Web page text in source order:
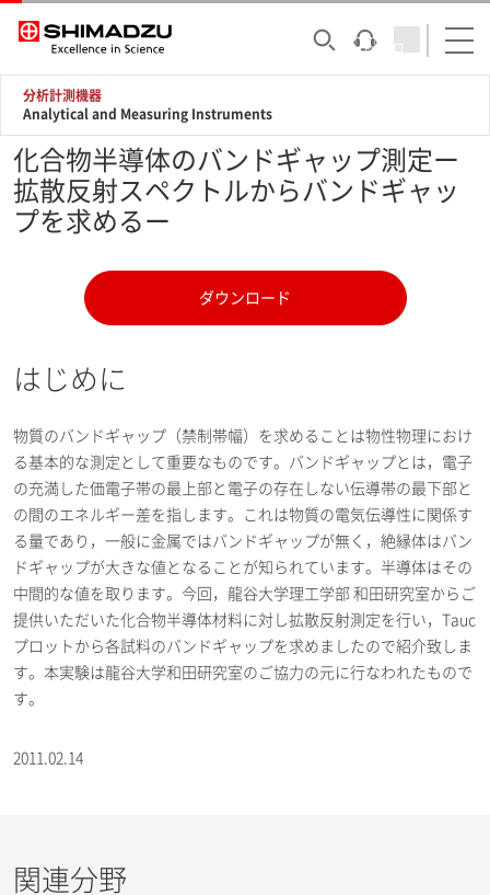
分析計測機器
Analytical and Measuring Instruments
化合物半導体のバンドギャップ測定ー
拡散反射スペクトルからバンドギャッ
プを求めるー
ダウンロード
はじめに
物質のバンドギャップ（禁制帯幅）を求めることは物性物理におけ
る基本的な測定として重要なものです。バンドギャップとは，電子
の充満した価電子帯の最上部と電子の存在しない伝導帯の最下部と
の間のエネルギー差を指します。これは物質の電気伝導性に関係す
る量であり，一般に金属ではバンドギャップが無く，絶縁体はバン
ドギャップが大きな値となることが知られています。半導体はその
中間的な値を取ります。今回，龍谷大学理工学部 和田研究室からご
提供いただいた化合物半導体材料に対し拡散反射測定を行い，Tauc
プロットから各試料のバンドギャップを求めましたので紹介致しま
す。本実験は龍谷大学和田研究室のご協力の元に行なわれたもので
す。
2011.02.14
関連分野